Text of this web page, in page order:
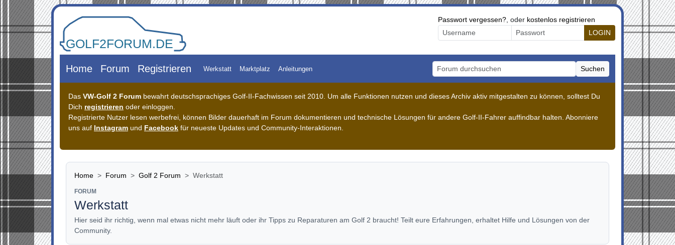
Zum Inhalt springen
Passwort vergessen? , oder kostenlos registrieren
LOGIN
Home Forum Registrieren Werkstatt Marktplatz Anleitungen
Forum durchsuchen
Suchen
Das VW-Golf 2 Forum bewahrt deutschsprachiges Golf-II-Fachwissen seit 2010. Um alle Funktionen nutzen und dieses Archiv aktiv mitgestalten zu können, solltest Du
Dich registrieren oder einloggen.
Registrierte Nutzer lesen werbefrei, können Bilder dauerhaft im Forum dokumentieren und technische Lösungen für andere Golf-II-Fahrer auffindbar halten. Abonniere
uns auf Instagram und Facebook für neueste Updates und Community-Interaktionen.
Home Forum Golf 2 Forum Werkstatt
FORUM
Werkstatt
Hier seid ihr richtig, wenn mal etwas nicht mehr läuft oder ihr Tipps zu Reparaturen am Golf 2 braucht! Teilt eure Erfahrungen, erhaltet Hilfe und Lösungen von der
Community.